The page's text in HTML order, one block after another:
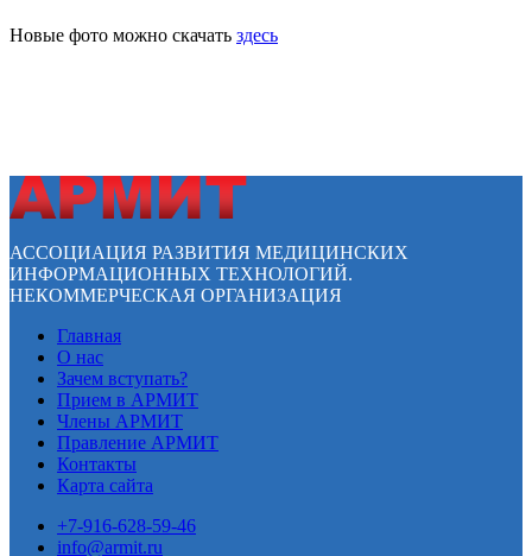
Новые фото можно скачать здесь
АССОЦИАЦИЯ РАЗВИТИЯ МЕДИЦИНСКИХ
ИНФОРМАЦИОННЫХ ТЕХНОЛОГИЙ.
НЕКОММЕРЧЕСКАЯ ОРГАНИЗАЦИЯ
Главная
О нас
Зачем вступать?
Прием в АРМИТ
Члены АРМИТ
Правление АРМИТ
Контакты
Карта сайта
+7-916-628-59-46
info@armit.ru